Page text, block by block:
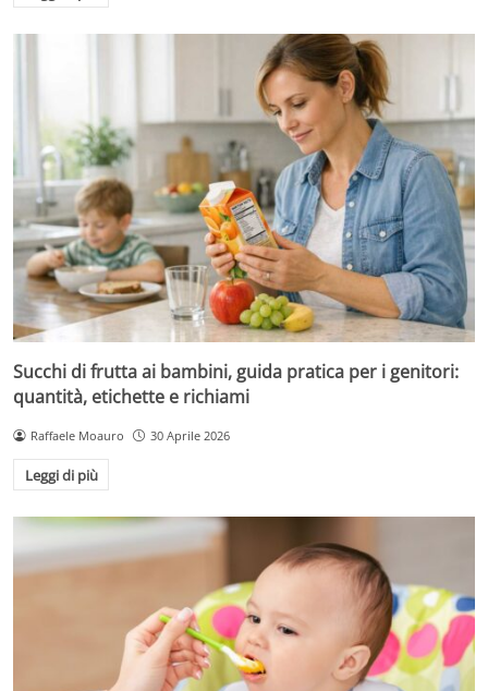
Succhi di frutta ai bambini, guida pratica per i genitori:
quantità, etichette e richiami
Raffaele Moauro 30 Aprile 2026
Leggi di più